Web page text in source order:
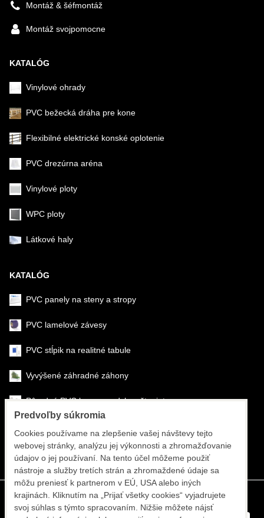
Montáž & šéfmontáž
Montáž svojpomocne
KATALÓG
Vinylové ohrady
PVC bežecká dráha pre kone
Flexibilné elektrické konské oplotenie
PVC drezúrna aréna
Vinylové ploty
WPC ploty
Látkové haly
KATALÓG
PVC panely na steny a stropy
PVC lamelové závesy
PVC stĺpik na realitné tabule
Vyvýšené záhradné záhony
Pôrodné PVC boxy na odchov šteniat
Športové systémy
Predvoľby súkromia
Cookies používame na zlepšenie vašej návštevy tejto
webovej stránky, analýzu jej výkonnosti a zhromažďovanie
údajov o jej používaní. Na tento účel môžeme použiť
nástroje a služby tretích strán a zhromaždené údaje sa
môžu preniesť k partnerom v EÚ, USA alebo iných
krajinách. Kliknutím na „Prijať všetky cookies“ vyjadrujete
svoj súhlas s týmto spracovaním. Nižšie môžete nájsť